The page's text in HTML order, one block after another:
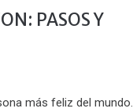
PASOS Y
más feliz del mundo.